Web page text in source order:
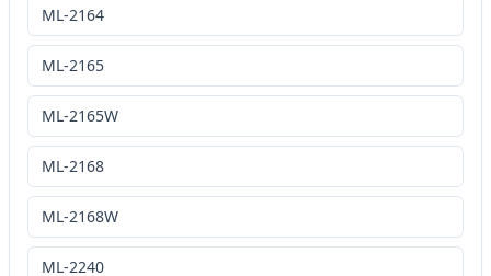
ML-2164
ML-2165
ML-2165W
ML-2168
ML-2168W
ML-2240